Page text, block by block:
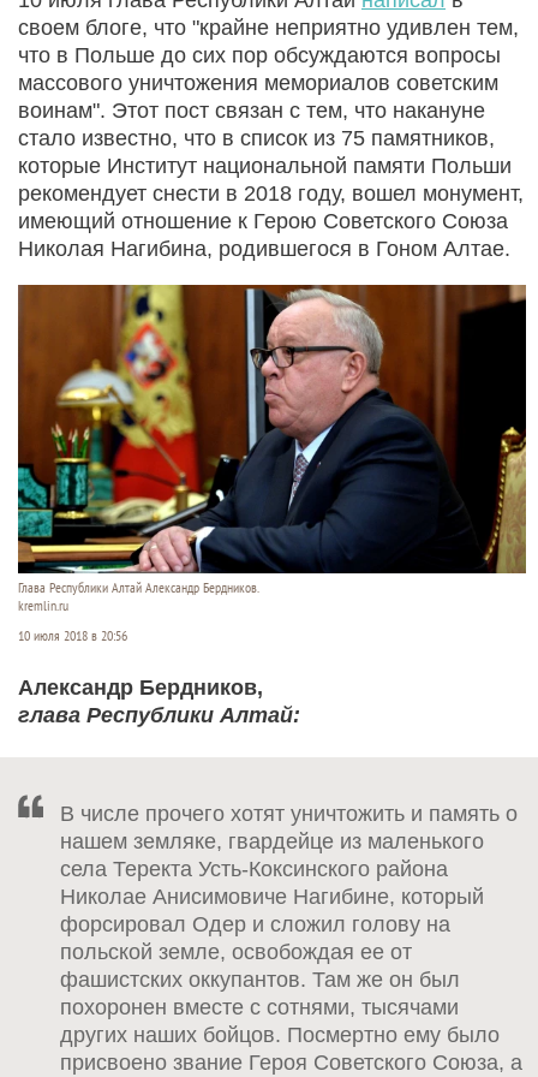
своем блоге, что "крайне неприятно удивлен тем,
что в Польше до сих пор обсуждаются вопросы
массового уничтожения мемориалов советским
воинам". Этот пост связан с тем, что накануне
стало известно, что в список из 75 памятников,
которые Институт национальной памяти Польши
рекомендует снести в 2018 году, вошел монумент,
имеющий отношение к Герою Советского Союза
Николая Нагибина, родившегося в Гоном Алтае.
Глава Республики Алтай Александр Бердников.
kremlin.ru
10 июля 2018 в 20:56
Александр Бердников,
глава Республики Алтай:
В числе прочего хотят уничтожить и память о
нашем земляке, гвардейце из маленького
села Теректа Усть-Коксинского района
Николае Анисимовиче Нагибине, который
форсировал Одер и сложил голову на
польской земле, освобождая ее от
фашистских оккупантов. Там же он был
похоронен вместе с сотнями, тысячами
других наших бойцов. Посмертно ему было
присвоено звание Героя Советского Союза, а